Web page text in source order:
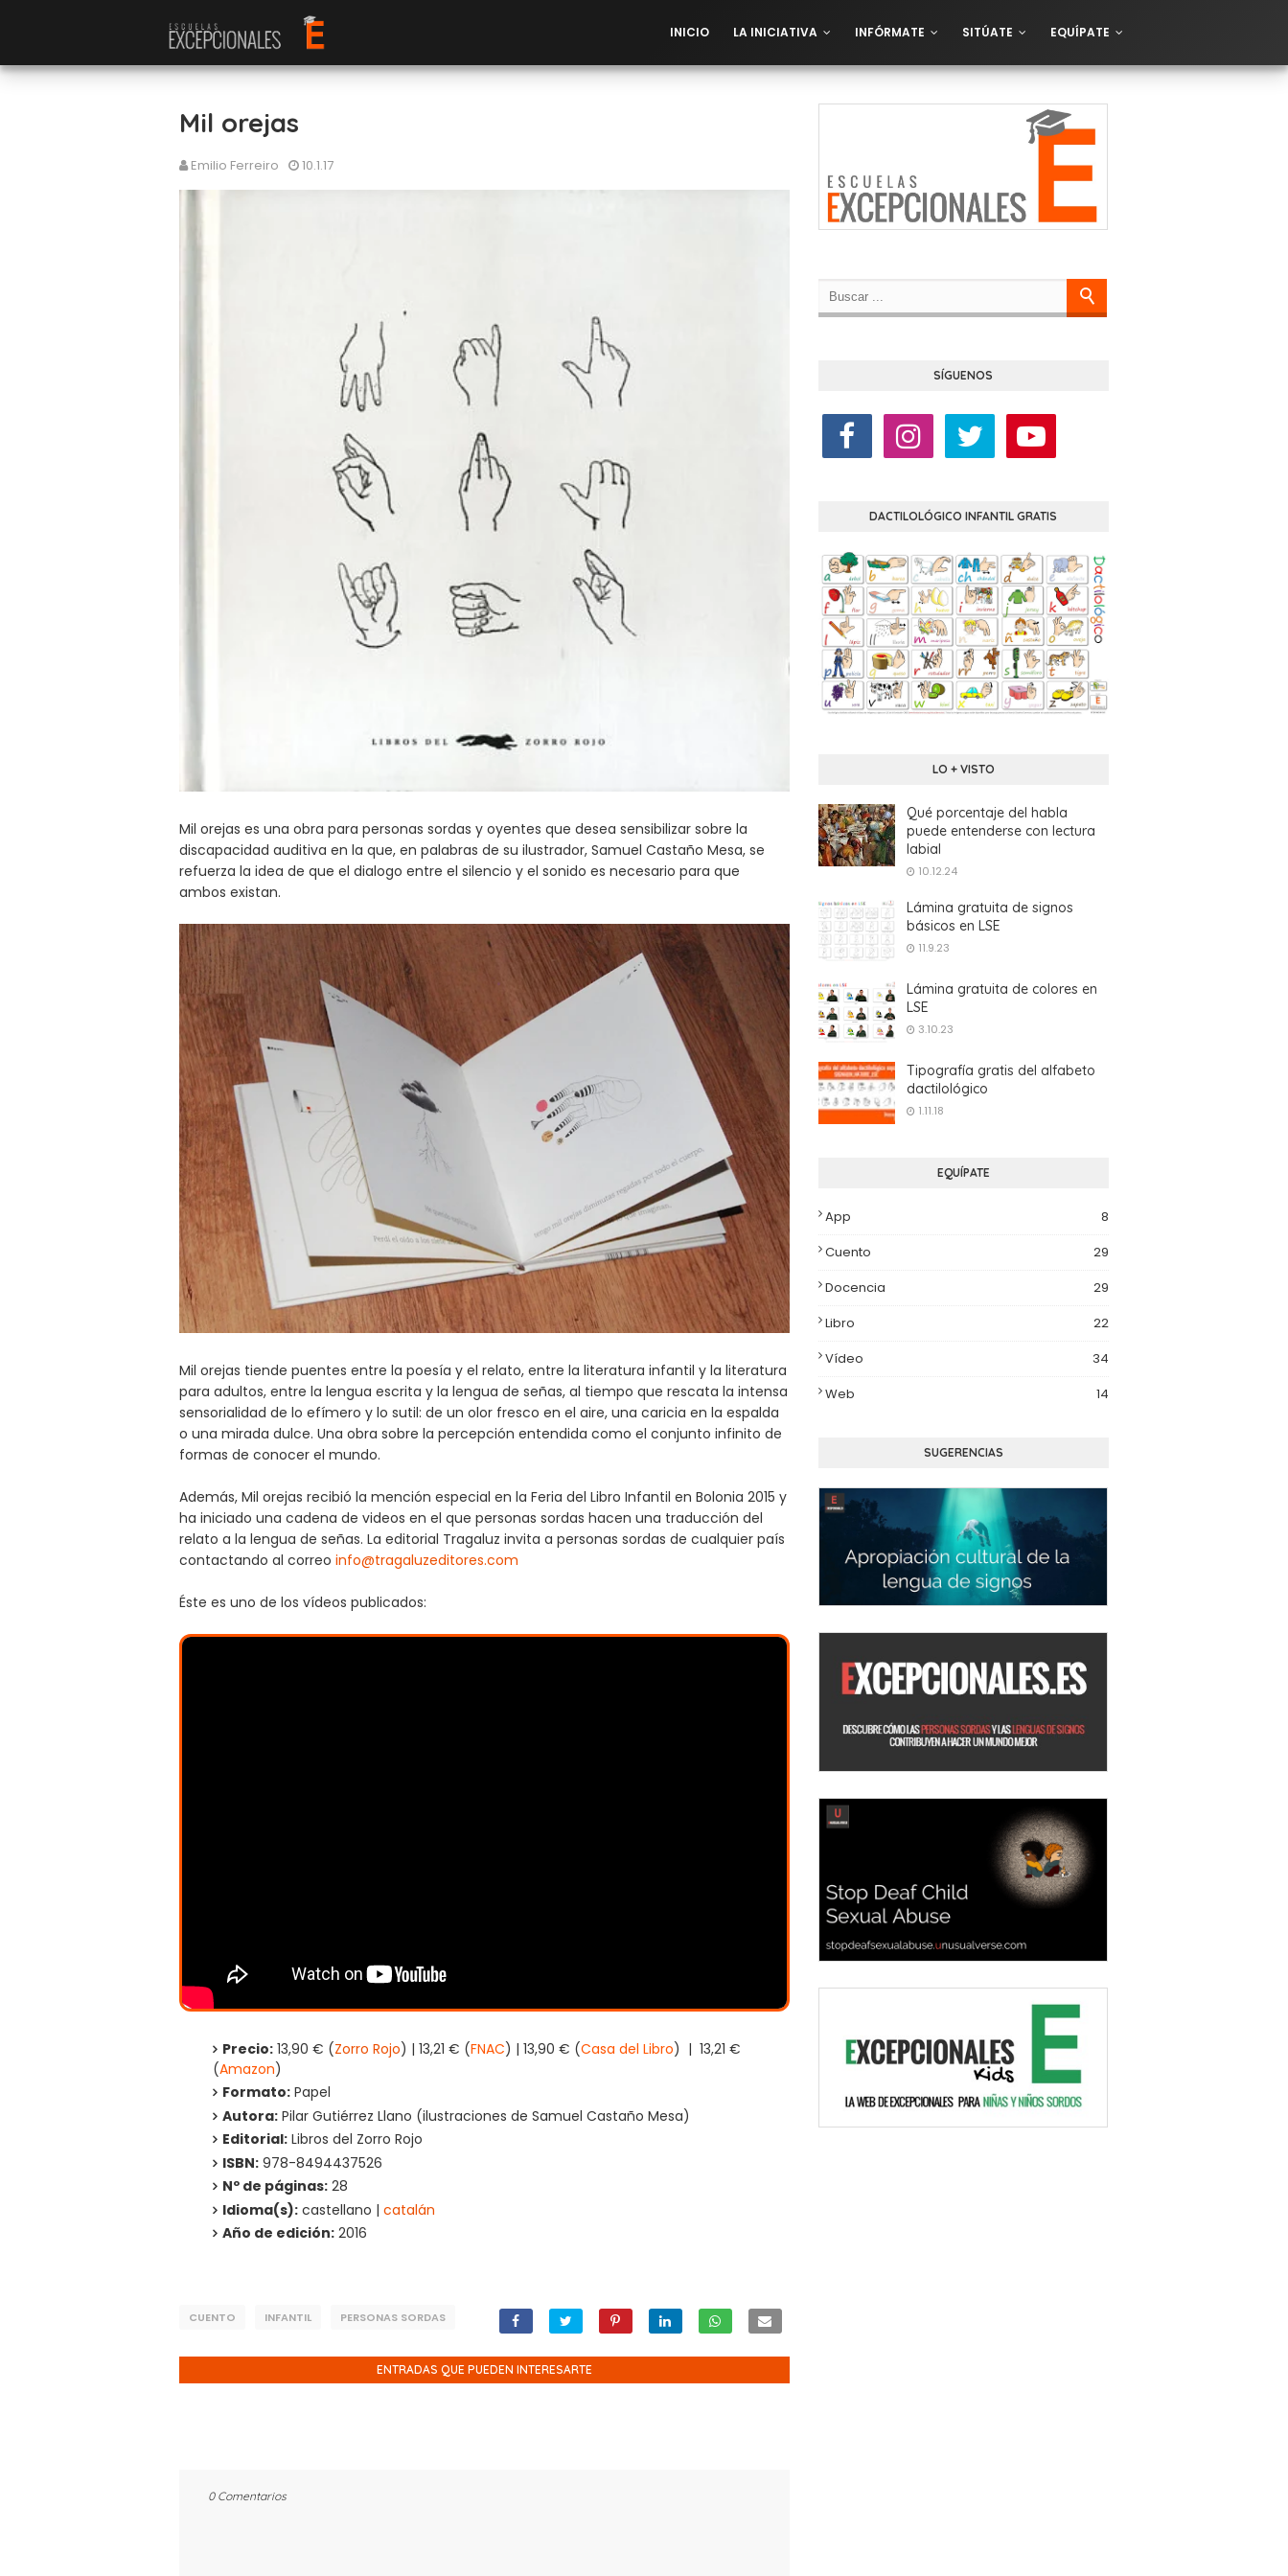
INICIO LA INICIATIVA INFÓRMATE SITÚATE EQUÍPATE
Mil orejas
Emilio Ferreiro 10.1.17
Mil orejas es una obra para personas sordas y oyentes que desea sensibilizar sobre la
discapacidad auditiva en la que, en palabras de su ilustrador, Samuel Castaño Mesa, se
refuerza la idea de que el dialogo entre el silencio y el sonido es necesario para que
ambos existan.
Mil orejas tiende puentes entre la poesía y el relato, entre la literatura infantil y la literatura
para adultos, entre la lengua escrita y la lengua de señas, al tiempo que rescata la intensa
sensorialidad de lo efímero y lo sutil: de un olor fresco en el aire, una caricia en la espalda
o una mirada dulce. Una obra sobre la percepción entendida como el conjunto infinito de
formas de conocer el mundo.
Además, Mil orejas recibió la mención especial en la Feria del Libro Infantil en Bolonia 2015 y
ha iniciado una cadena de videos en el que personas sordas hacen una traducción del
relato a la lengua de señas. La editorial Tragaluz invita a personas sordas de cualquier país
contactando al correo info@tragaluzeditores.com
Éste es uno de los vídeos publicados:
Precio: 13,90 € (Zorro Rojo) | 13,21 € (FNAC) | 13,90 € (Casa del Libro) | 13,21 €
(Amazon)
Formato: Papel
Autora: Pilar Gutiérrez Llano (ilustraciones de Samuel Castaño Mesa)
Editorial: Libros del Zorro Rojo
ISBN: 978-8494437526
Nº de páginas: 28
Idioma(s): castellano | catalán
Año de edición: 2016
CUENTO INFANTIL PERSONAS SORDAS
ENTRADAS QUE PUEDEN INTERESARTE
0 Comentarios
SÍGUENOS
DACTILOLÓGICO INFANTIL GRATIS
LO + VISTO
Qué porcentaje del habla
puede entenderse con lectura
labial
10.12.24
Lámina gratuita de signos
básicos en LSE
11.9.23
Lámina gratuita de colores en
LSE
3.10.23
Tipografía gratis del alfabeto
dactilológico
1.11.18
EQUÍPATE
App
8
Cuento
29
Docencia
29
Libro
22
Vídeo
34
Web
14
SUGERENCIAS